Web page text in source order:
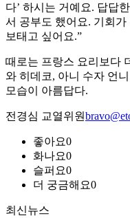
다’ 하시는 거예요. 답답
서 공부도 했어요. 기회
보태고 싶어요.”
때로는 프랑스 요리보다
와 히데코, 아니 수자 언
모습이 아름답다.
전경심 교열위원
좋아요0
화나요0
슬퍼요0
더 궁금해요0
최신뉴스